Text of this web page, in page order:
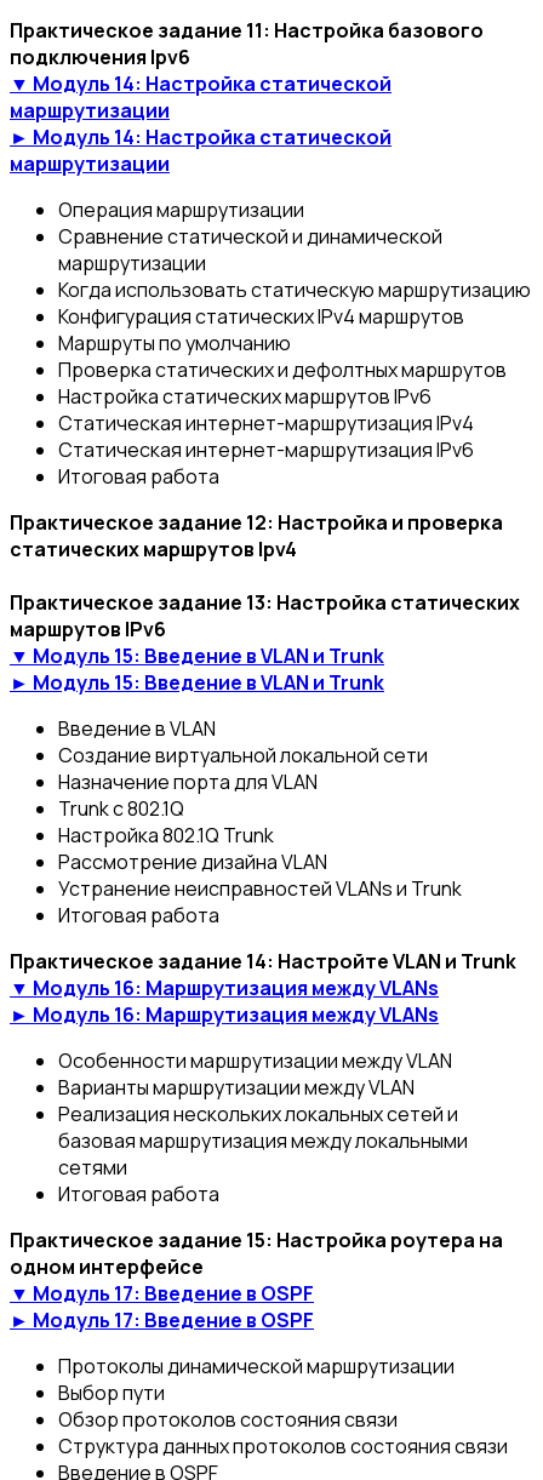
Практическое задание 11: Настройка базового
подключения Ipv6
▼ Модуль 14: Настройка статической
маршрутизации
► Модуль 14: Настройка статической
маршрутизации
Операция маршрутизации
Сравнение статической и динамической
маршрутизации
Когда использовать статическую маршрутизацию
Конфигурация статических IPv4 маршрутов
Маршруты по умолчанию
Проверка статических и дефолтных маршрутов
Настройка статических маршрутов IРv6
Статическая интернет-маршрутизация IРv4
Статическая интернет-маршрутизация IРv6
Итоговая работа
Практическое задание 12: Настройка и проверка
статических маршрутов Ipv4
Практическое задание 13: Настройка статических
маршрутов IРv6
▼ Модуль 15: Введение в VLAN и Trunk
► Модуль 15: Введение в VLAN и Trunk
Введение в VLAN
Создание виртуальной локальной сети
Назначение порта для VLAN
Trunk с 802.1Q
Настройка 802.1Q Trunk
Рассмотрение дизайна VLAN
Устранение неисправностей VLANs и Trunk
Итоговая работа
Практическое задание 14: Настройте VLAN и Trunk
▼ Модуль 16: Маршрутизация между VLANs
► Модуль 16: Маршрутизация между VLANs
Особенности маршрутизации между VLAN
Варианты маршрутизации между VLAN
Реализация нескольких локальных сетей и
базовая маршрутизация между локальными
сетями
Итоговая работа
Практическое задание 15: Настройка роутера на
одном интерфейсе
▼ Модуль 17: Введение в OSPF
► Модуль 17: Введение в OSPF
Протоколы динамической маршрутизации
Выбор пути
Обзор протоколов состояния связи
Структура данных протоколов состояния связи
Введение в OSPF